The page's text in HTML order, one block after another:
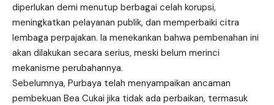
diperlukan demi menutup berbagai celah korupsi,
meningkatkan pelayanan publik, dan memperbaiki citra
lembaga perpajakan. Ia menekankan bahwa pembenahan ini
akan dilakukan secara serius, meski belum merinci
mekanisme perubahannya.
Sebelumnya, Purbaya telah menyampaikan ancaman
pembekuan Bea Cukai jika tidak ada perbaikan, termasuk